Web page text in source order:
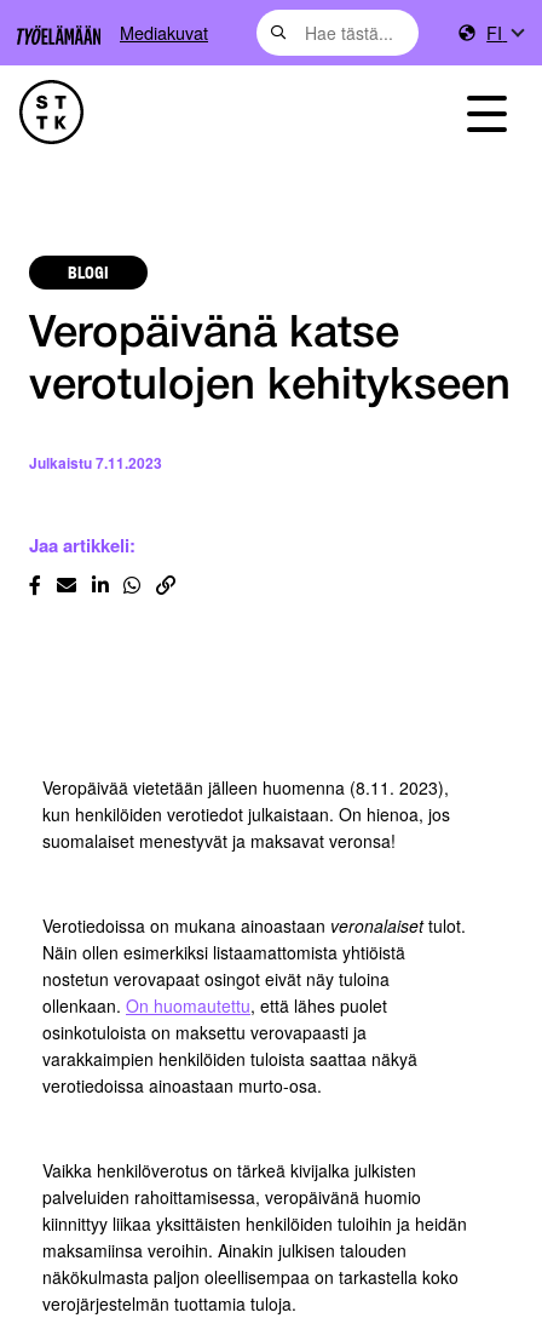
Mediakuvat FI
BLOGI
Veropäivänä katse
verotulojen kehitykseen
Julkaistu7.11.2023
Jaa artikkeli:
Veropäivää vietetään jälleen huomenna (8.11. 2023),
kun henkilöiden verotiedot julkaistaan. On hienoa, jos
suomalaiset menestyvät ja maksavat veronsa!
Verotiedoissa on mukana ainoastaan veronalaisettulot.
Näin ollen esimerkiksi listaamattomista yhtiöistä
nostetun verovapaat osingot eivät näy tuloina
ollenkaan. On huomautettu, että lähes puolet
osinkotuloista on maksettu verovapaasti ja
varakkaimpien henkilöiden tuloista saattaa näkyä
verotiedoissa ainoastaan murto-osa.
Vaikka henkilöverotus on tärkeä kivijalka julkisten
palveluiden rahoittamisessa, veropäivänä huomio
kiinnittyy liikaa yksittäisten henkilöiden tuloihin ja heidän
maksamiinsa veroihin. Ainakin julkisen talouden
näkökulmasta paljon oleellisempaa on tarkastella koko
verojärjestelmän tuottamia tuloja.